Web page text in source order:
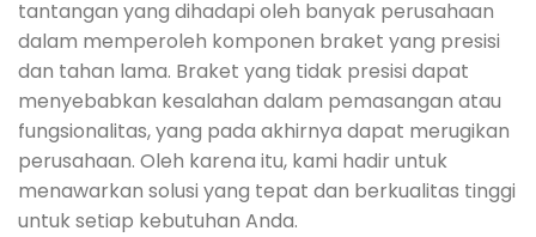
tantangan yang dihadapi oleh banyak perusahaan
dalam memperoleh komponen braket yang presisi
dan tahan lama. Braket yang tidak presisi dapat
menyebabkan kesalahan dalam pemasangan atau
fungsionalitas, yang pada akhirnya dapat merugikan
perusahaan. Oleh karena itu, kami hadir untuk
menawarkan solusi yang tepat dan berkualitas tinggi
untuk setiap kebutuhan Anda.